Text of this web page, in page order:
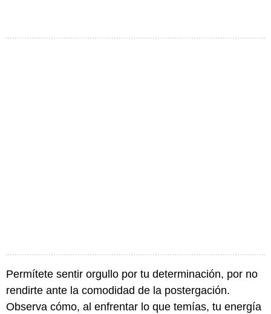
Permítete sentir orgullo por tu determinación, por no
rendirte ante la comodidad de la postergación.
Observa cómo, al enfrentar lo que temías, tu energía